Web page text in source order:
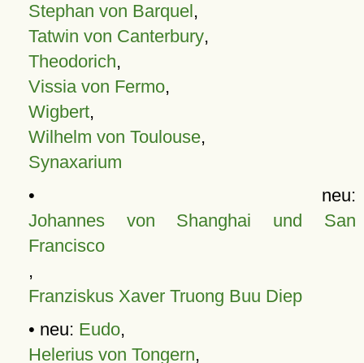
Stephan von Barquel,
Tatwin von Canterbury,
Theodorich,
Vissia von Fermo,
Wigbert,
Wilhelm von Toulouse,
Synaxarium
• neu:
Johannes von Shanghai und San
Francisco
,
Franziskus Xaver Truong Buu Diep
• neu: Eudo,
Helerius von Tongern,